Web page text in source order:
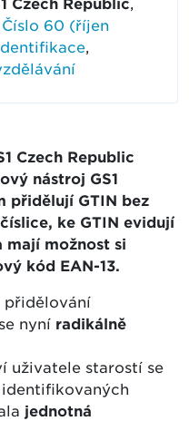
Czech Republic,
Číslo 60 (říjen
,
Czech Republic
nástroj GS1
přidělují GTIN bez
ke GTIN evidují
mají možnost si
kód EAN-13.
přidělování
nyní radikálně
uživatele starostí se
jednotná